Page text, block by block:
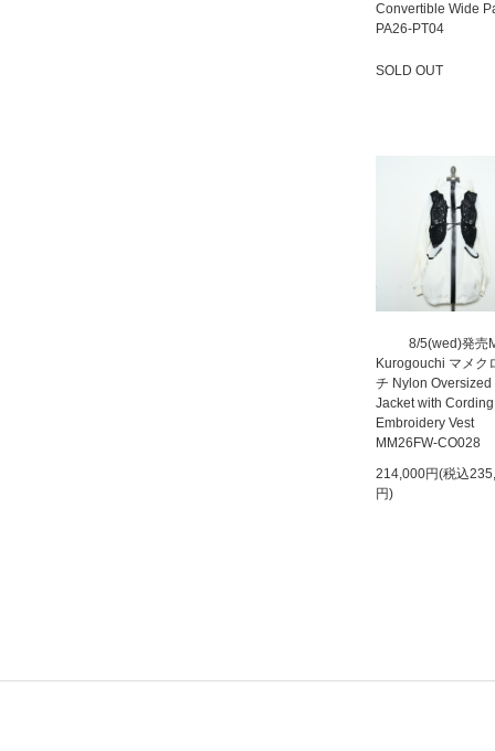
Convertible Wide
PA26-PT04
SOLD OUT
8/5(wed)発売
Kurogouchi マメク
チ Nylon Oversized
Jacket with Cording
Embroidery Vest
MM26FW-CO028
214,000円(税込
円)